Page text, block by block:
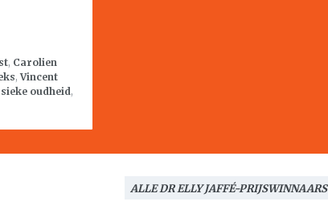
, Carolien
,Vincent
oudheid,
ALLE DR ELLY JAFFÉ-PRIJSWINNAARS